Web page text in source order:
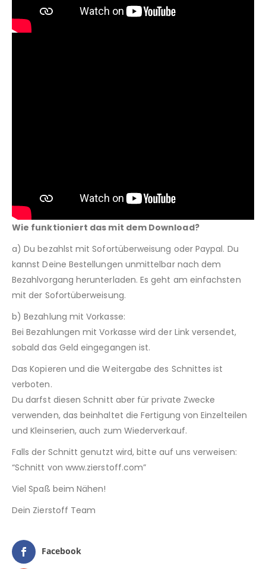
Wie funktioniert das mit dem Download?
a) Du bezahlst mit Sofortüberweisung oder Paypal. Du
kannst Deine Bestellungen unmittelbar nach dem
Bezahlvorgang herunterladen. Es geht am einfachsten
mit der Sofortüberweisung.
b) Bezahlung mit Vorkasse:
Bei Bezahlungen mit Vorkasse wird der Link versendet,
sobald das Geld eingegangen ist.
Das Kopieren und die Weitergabe des Schnittes ist
verboten.
Du darfst diesen Schnitt aber für private Zwecke
verwenden, das beinhaltet die Fertigung von Einzelteilen
und Kleinserien, auch zum Wiederverkauf.
Falls der Schnitt genutzt wird, bitte auf uns verweisen:
“Schnitt von www.zierstoff.com”
Viel Spaß beim Nähen!
Dein Zierstoff Team
Facebook